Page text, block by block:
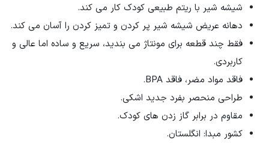
شیشه شیر با ریتم طبیعی کودک کار می کند.
دهانه عریض شیشه شیر پر کردن و تمیز کردن را آسان می کند.
فقط چند قطعه برای مونتاژ می بندید، سریع و ساده اما عالی و
کاربردی.
فاقد مواد مضر، فاقد BPA.
طراحی منحصر بفرد جدید اشکی.
مقاوم در برابر گاز زدن های کودک.
کشور مبدا: انگلستان.